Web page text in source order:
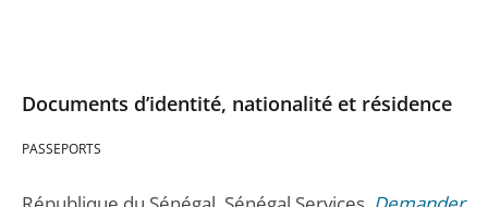
Documents d’identité, nationalité et résidence
PASSEPORTS